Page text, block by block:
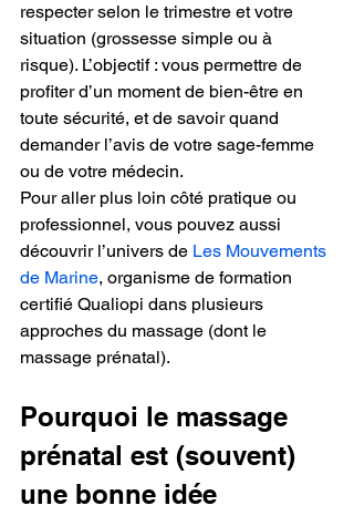
respecter selon le trimestre et votre
situation (grossesse simple ou à
risque). L’objectif : vous permettre de
profiter d’un moment de bien-être en
toute sécurité, et de savoir quand
demander l’avis de votre sage-femme
ou de votre médecin.
Pour aller plus loin côté pratique ou
professionnel, vous pouvez aussi
découvrir l’univers de Les Mouvements
de Marine, organisme de formation
certifié Qualiopi dans plusieurs
approches du massage (dont le
massage prénatal).
Pourquoi le massage
prénatal est (souvent)
une bonne idée